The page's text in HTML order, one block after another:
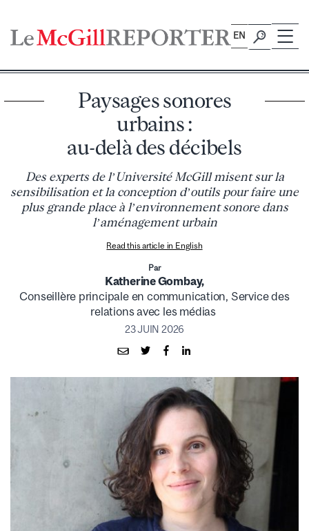
content
EN
Paysages sonores
urbains :
au-delà des décibels
Des experts de l’Université McGill misent sur la
sensibilisation et la conception d’outils pour faire une
plus grande place à l’environnement sonore dans
l’aménagement urbain
Read this article in English
Par
Katherine Gombay,
Conseillère principale en communication, Service des
relations avec les médias
23 JUIN 2026